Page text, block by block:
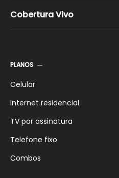
Vivo Família
Cobertura Vivo
PLANOS
Celular
Internet residencial
TV por assinatura
Telefone fixo
Combos